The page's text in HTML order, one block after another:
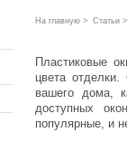
На главную > Статьи >
Пластиковые
цвета
вашего дома,
доступных
популярные, и